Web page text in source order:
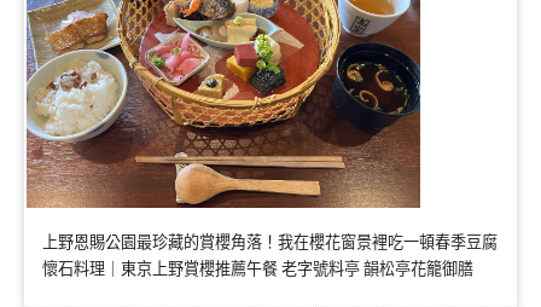
上野恩賜公園最珍藏的賞櫻角落！我在櫻花窗景裡吃一頓春季豆腐
懷石料理｜東京上野賞櫻推薦午餐 老字號料亭 韻松亭花籠御膳